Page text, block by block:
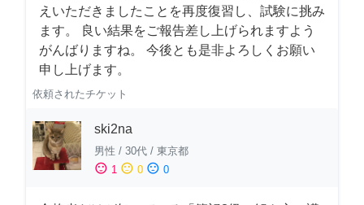
えいただきましたことを再度復習し、試験に挑み
ます。 良い結果をご報告差し上げられますよう
がんばりますね。 今後とも是非よろしくお願い
申し上げます。
依頼されたチケット
ski2na
男性 / 30代 / 東京都
sentiment_satisfied 1 sentiment_neutral 0 sentiment_dissatisfied 0